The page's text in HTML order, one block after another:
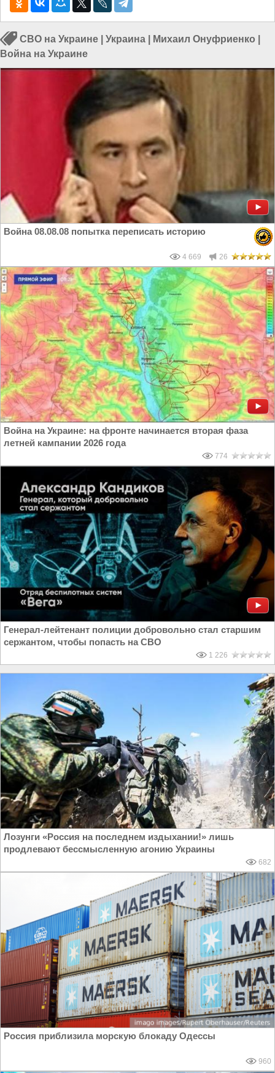
СВО на Украине Украина Михаил Онуфриенко
Война на Украине
Война 08.08.08 попытка переписать историю
4 669 26
Война на Украине: на фронте начинается вторая фаза
летней кампании 2026 года
774
Генерал-лейтенант полиции добровольно стал старшим
сержантом, чтобы попасть на СВО
1 226
Лозунги «Россия на последнем издыхании!» лишь
продлевают бессмысленную агонию Украины
682
Россия приблизила морскую блокаду Одессы
960